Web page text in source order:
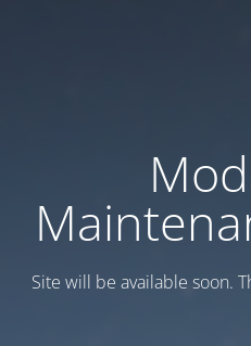
Site will be available soon.